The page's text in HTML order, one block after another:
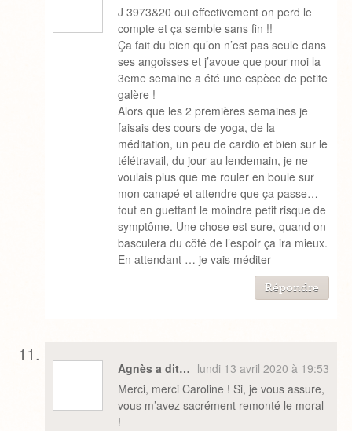
J 3973&20 oui effectivement on perd le
compte et ça semble sans fin !!
Ça fait du bien qu’on n’est pas seule dans
ses angoisses et j’avoue que pour moi la
3eme semaine a été une espèce de petite
galère !
Alors que les 2 premières semaines je
faisais des cours de yoga, de la
méditation, un peu de cardio et bien sur le
télétravail, du jour au lendemain, je ne
voulais plus que me rouler en boule sur
mon canapé et attendre que ça passe…
tout en guettant le moindre petit risque de
symptôme. Une chose est sure, quand on
basculera du côté de l’espoir ça ira mieux.
En attendant … je vais méditer
Répondre
Agnès a dit… lundi 13 avril 2020 à 19:53
Merci, merci Caroline ! Si, je vous assure,
vous m’avez sacrément remonté le moral
!